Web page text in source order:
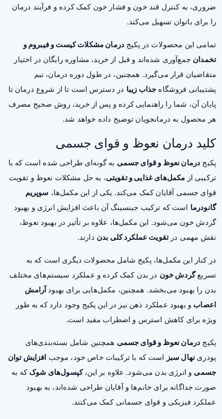
ضروری، به کنترل قند خون و فشار خون کمک کرده و فرآیند درمان
را برای بانوان تسهیل می‌کند.
تمامی این محصولات در پکیج درمان مشکلات کیست و فیبروم و
تخمدان جمع‌آوری شده‌اند و قبل از خرید، مشاوره رایگان در اختیار
متقاضیان قرار می‌گیرد. همچنین، در طول دوره درمان، تیم
پشتیبانی فروشگاه جذاب زیبا در دسترس است تا از شروع درمان تا
پایان آن، شما را راهنمایی کرده و پس از خرید، روش صحیح مصرف
هر محصول به درمانجویان توضیح داده خواهد شد.
کلید درمان نعوظ و قوای جسمی
پکیج درمان نعوظ و قوای جسمی به گونه‌ای طراحی شده است که با
ترکیبی از مکمل‌های غذایی و تقویتی، به حل مشکلات نعوظ و تقویت
قوای جسمی آقایان کمک می‌کند. یکی از این مکمل‌ها، سوپریم
گانودرما است که ترکیب جینسینگ آن باعث افزایش انرژی و بهبود
گردش خون می‌شود. این مکمل‌ها، علاوه بر تأثیر در بهبود نعوظ،
نقش مهمی درتقویت عملکرد کلی بدن دارند.
در کنار این مکمل‌ها، پکیج شامل محصولات دیگری است که به
تسریعگردش خون در بدن کمک کرده و عملکرد سیستم‌های مختلف
بدن را بهبود می‌بخشد. همچنین، مکمل‌هایی برای بهبود آرامش
اعصاب و بهبود عملکرد ذهن نیز در این پکیج وجود دارد که به طور
ویژه برای کاهش استرس و اضطراب مفید است.
پکیج درمان نعوظ و قوای جسمی همچنین شامل بسته‌بندی‌های
پودری نهال سبز است که با ترکیبات خاص خود، موجب افزایش توان
جسمی و انرژی بدن می‌شود. علاوه بر این،کپسول‌های شوک که به
صورت جداگانه برای خانم‌ها و آقایان طراحی شده‌اند، به بهبود
عملکرد فیزیکی و قوای جسمانی کمک می‌کنند.